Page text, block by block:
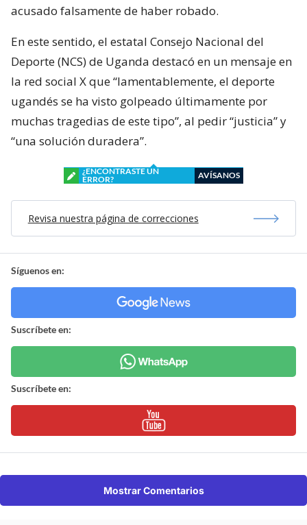
acusado falsamente de haber robado.
En este sentido, el estatal Consejo Nacional del
Deporte (NCS) de Uganda destacó en un mensaje en
la red social X que “lamentablemente, el deporte
ugandés se ha visto golpeado últimamente por
muchas tragedias de este tipo”, al pedir “justicia” y
“una solución duradera”.
¿ENCONTRASTE UN
ERROR?
AVÍSANOS
Revisa nuestra página de correcciones
Síguenos en:
Suscríbete en:
Suscríbete en:
Mostrar Comentarios